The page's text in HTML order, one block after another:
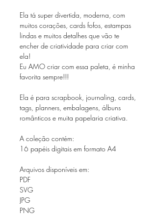
Ela tá super divertida, moderna, com
muitos corações, cards fofos, estampas
lindas e muitos detalhes que vão te
encher de criatividade para criar com
ela!
Eu AMO criar com essa paleta, é minha
favorita sempre!!!
Ela é para scrapbook, journaling, cards,
tags, planners, embalagens, álbuns
românticos e muita papelaria criativa.
A coleção contém:
16 papéis digitais em formato A4
Arquivos disponíveis em:
PDF
SVG
JPG
PNG